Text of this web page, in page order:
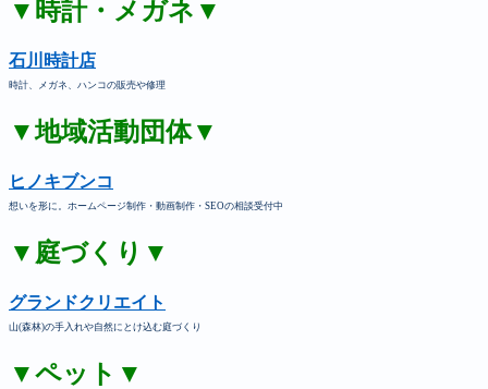
▼時計・メガネ▼
石川時計店
時計、メガネ、ハンコの販売や修理
▼地域活動団体▼
ヒノキブンコ
想いを形に。ホームページ制作・動画制作・SEOの相談受付中
▼庭づくり▼
グランドクリエイト
山(森林)の手入れや自然にとけ込む庭づくり
▼ペット▼